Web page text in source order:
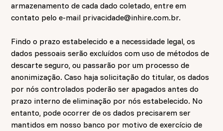
armazenamento de cada dado coletado, entre em
contato pelo e-mail privacidade@inhire.com.br.
Findo o prazo estabelecido e a necessidade legal, os
dados pessoais serão excluídos com uso de métodos de
descarte seguro, ou passarão por um processo de
anonimização. Caso haja solicitação do titular, os dados
por nós controlados poderão ser apagados antes do
prazo interno de eliminação por nós estabelecido. No
entanto, pode ocorrer de os dados precisarem ser
mantidos em nosso banco por motivo de exercício de